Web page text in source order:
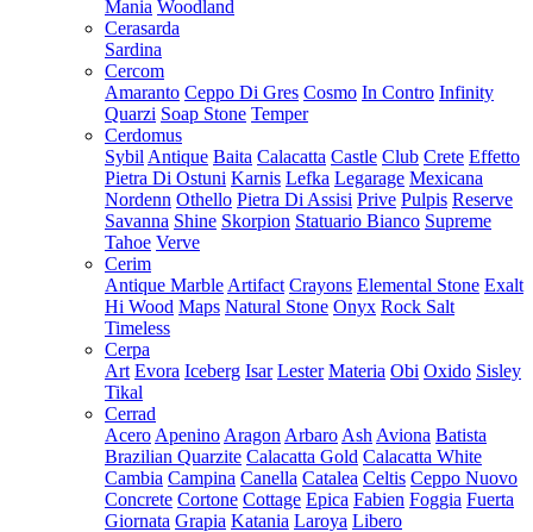
Mania Woodland
Cerasarda
Sardina
Cercom
Amaranto Ceppo Di Gres Cosmo In Contro Infinity
Quarzi Soap Stone Temper
Cerdomus
Sybil Antique Baita Calacatta Castle Club Crete Effetto
Pietra Di Ostuni Karnis Lefka Legarage Mexicana
Nordenn Othello Pietra Di Assisi Prive Pulpis Reserve
Savanna Shine Skorpion Statuario Bianco Supreme
Tahoe Verve
Cerim
Antique Marble Artifact Crayons Elemental Stone Exalt
Hi Wood Maps Natural Stone Onyx Rock Salt
Timeless
Cerpa
Art Evora Iceberg Isar Lester Materia Obi Oxido Sisley
Tikal
Cerrad
Acero Apenino Aragon Arbaro Ash Aviona Batista
Brazilian Quarzite Calacatta Gold Calacatta White
Cambia Campina Canella Catalea Celtis Ceppo Nuovo
Concrete Cortone Cottage Epica Fabien Foggia Fuerta
Giornata Grapia Katania Laroya Libero